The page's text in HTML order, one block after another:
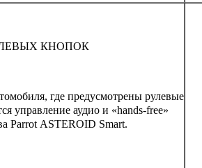
КНОПОК
где предусмотрены рулевые
управление аудио и «hands-free»
Parrot ASTEROID Smart.